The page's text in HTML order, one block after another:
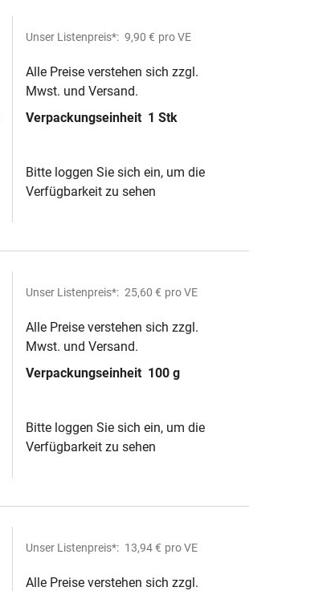
Unser Listenpreis*: 9,90 € pro VE
Alle Preise verstehen sich zzgl.
Mwst. und Versand.
Verpackungseinheit 1 Stk
Bitte loggen Sie sich ein, um die
Verfügbarkeit zu sehen
Unser Listenpreis*: 25,60 € pro VE
Alle Preise verstehen sich zzgl.
Mwst. und Versand.
Verpackungseinheit 100 g
Bitte loggen Sie sich ein, um die
Verfügbarkeit zu sehen
Unser Listenpreis*: 13,94 € pro VE
Alle Preise verstehen sich zzgl.